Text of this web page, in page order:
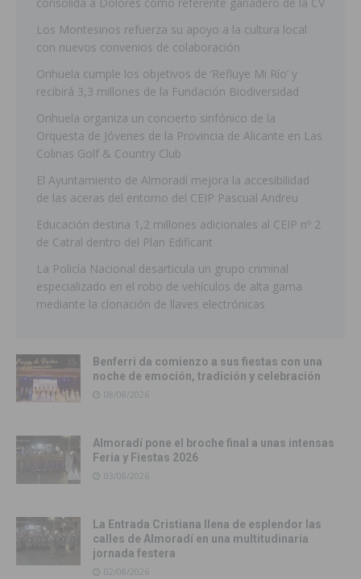
Los Montesinos refuerza su apoyo a la cultura local
con nuevos convenios de colaboración
Orihuela cumple los objetivos de ‘Refluye Mi Río’ y
recibirá 3,3 millones de la Fundación Biodiversidad
Orihuela organiza un concierto sinfónico de la
Orquesta de Jóvenes de la Provincia de Alicante en Las
Colinas Golf & Country Club
El Ayuntamiento de Almoradí mejora la accesibilidad
de las aceras del entorno del CEIP Pascual Andreu
Educación destina 1,2 millones adicionales al CEIP nº 2
de Catral dentro del Plan Edificant
La Policía Nacional desarticula un grupo criminal
especializado en el robo de vehículos de alta gama
mediante la clonación de llaves electrónicas
Benferri da comienzo a sus fiestas con una
noche de emoción, tradición y celebración
08/08/2026
Almoradí pone el broche final a unas intensas
Feria y Fiestas 2026
03/08/2026
La Entrada Cristiana llena de esplendor las
calles de Almoradí en una multitudinaria
jornada festera
02/08/2026